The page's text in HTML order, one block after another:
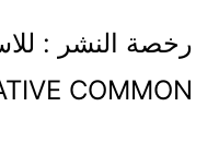
رخصة النشر :
COMMON